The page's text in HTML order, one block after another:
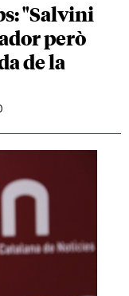
"Salvini
però
de la